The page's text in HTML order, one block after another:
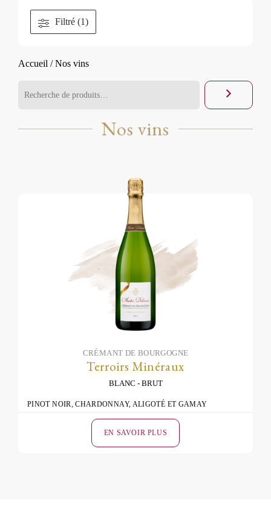
Accueil / Nos vins
Nos vins
CRÉMANT DE BOURGOGNE
Terroirs Minéraux
BLANC BRUT
PINOT NOIR, CHARDONNAY, ALIGOTÉ ET GAMAY
EN SAVOIR PLUS
Filtré (1)